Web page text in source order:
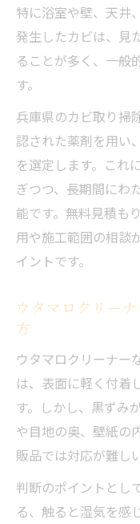
特に浴室や壁、天井
発生したカビは、見
ることが多く、一般
す。
兵庫県のカビ取り掃
認された薬剤を用い
を選定します。これ
ぎつつ、長期間にわ
能です。無料見積も
用や施工範囲の相談
イントです。
ウタマロクリー
方
ウタマロクリーナー
は、表面に軽く付着
す。しかし、黒ずみ
や目地の奥、壁紙の
販品では対応が難し
判断のポイントとし
る、触ると湿気を感